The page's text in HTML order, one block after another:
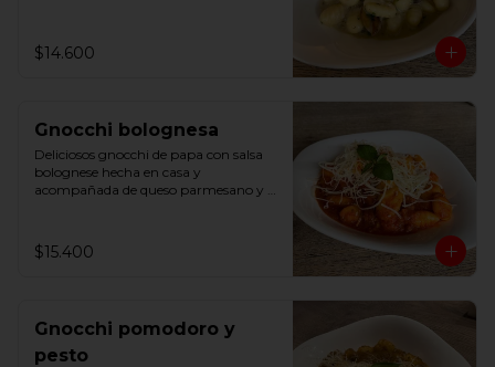
$14.600
Gnocchi bolognesa
Deliciosos gnocchi de papa con salsa
bolognese hecha en casa y
acompañada de queso parmesano y
$15.400
Gnocchi pomodoro y
pesto